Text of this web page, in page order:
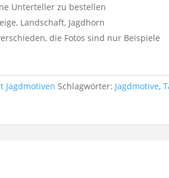
Unterteller zu bestellen
Landschaft, Jagdhorn
die Fotos sind nur Beispiele
Jagdmotiven Schlagwörter: Jagdmotive,